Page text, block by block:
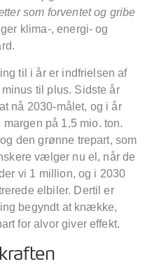
som forventet og gribe
klima-, energi- og
til i år er indfrielsen af
til plus. Sidste år
nå 2030-målet, og i år
på 1,5 mio. ton.
den grønne trepart, som
vælger nu el, når de
vi 1 million, og i 2030
elbiler. Dertil er
begyndt at knække,
for alvor giver effekt.